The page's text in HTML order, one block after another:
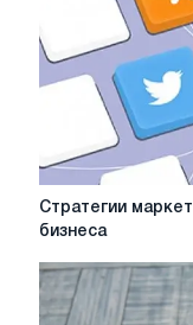
и
рейтинг
лучших
агентств
Стратегии
маркетинга
социальных
сетях
для
Стратегии
бизнеса